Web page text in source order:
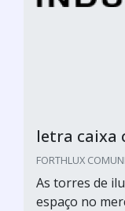
letra caixa
FORTHLUX
As torres de
espaço no